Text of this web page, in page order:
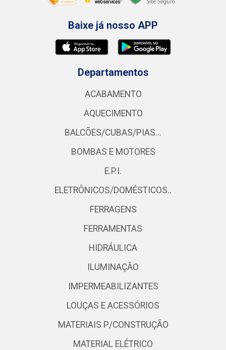
Baixe já nosso APP
Departamentos
ACABAMENTO
AQUECIMENTO
BALCÕES/CUBAS/PIAS...
BOMBAS E MOTORES
E.P.I.
ELETRÔNICOS/DOMÉSTICOS..
FERRAGENS
FERRAMENTAS
HIDRÁULICA
ILUMINAÇÃO
IMPERMEABILIZANTES
LOUÇAS E ACESSÓRIOS
MATERIAIS P/CONSTRUÇÃO
MATERIAL ELÉTRICO